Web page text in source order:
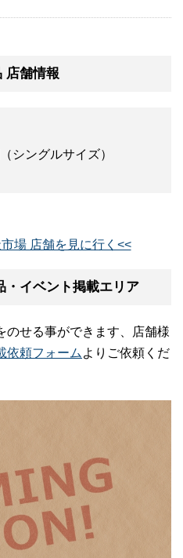
店舗情報
シングルサイズ）
場 店舗を見に行く<<
・イベント掲載エリア
のせる事ができます、店舗様
依頼フォーム よりご依頼くだ